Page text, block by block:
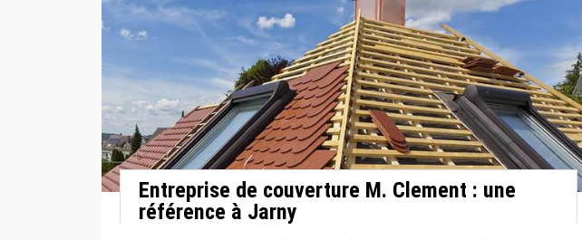
Entreprise de couverture M. Clement : une
référence à Jarny